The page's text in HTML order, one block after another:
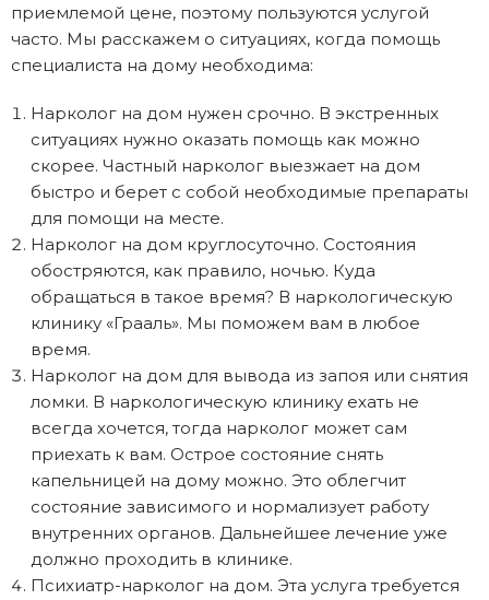
приемлемой цене, поэтому пользуются услугой
часто. Мы расскажем о ситуациях, когда помощь
специалиста на дому необходима:
Нарколог на дом нужен срочно. В экстренных
ситуациях нужно оказать помощь как можно
скорее. Частный нарколог выезжает на дом
быстро и берет с собой необходимые препараты
для помощи на месте.
Нарколог на дом круглосуточно. Состояния
обостряются, как правило, ночью. Куда
обращаться в такое время? В наркологическую
клинику «Грааль». Мы поможем вам в любое
время.
Нарколог на дом для вывода из запоя или снятия
ломки. В наркологическую клинику ехать не
всегда хочется, тогда нарколог может сам
приехать к вам. Острое состояние снять
капельницей на дому можно. Это облегчит
состояние зависимого и нормализует работу
внутренних органов. Дальнейшее лечение уже
должно проходить в клинике.
Психиатр-нарколог на дом. Эта услуга требуется